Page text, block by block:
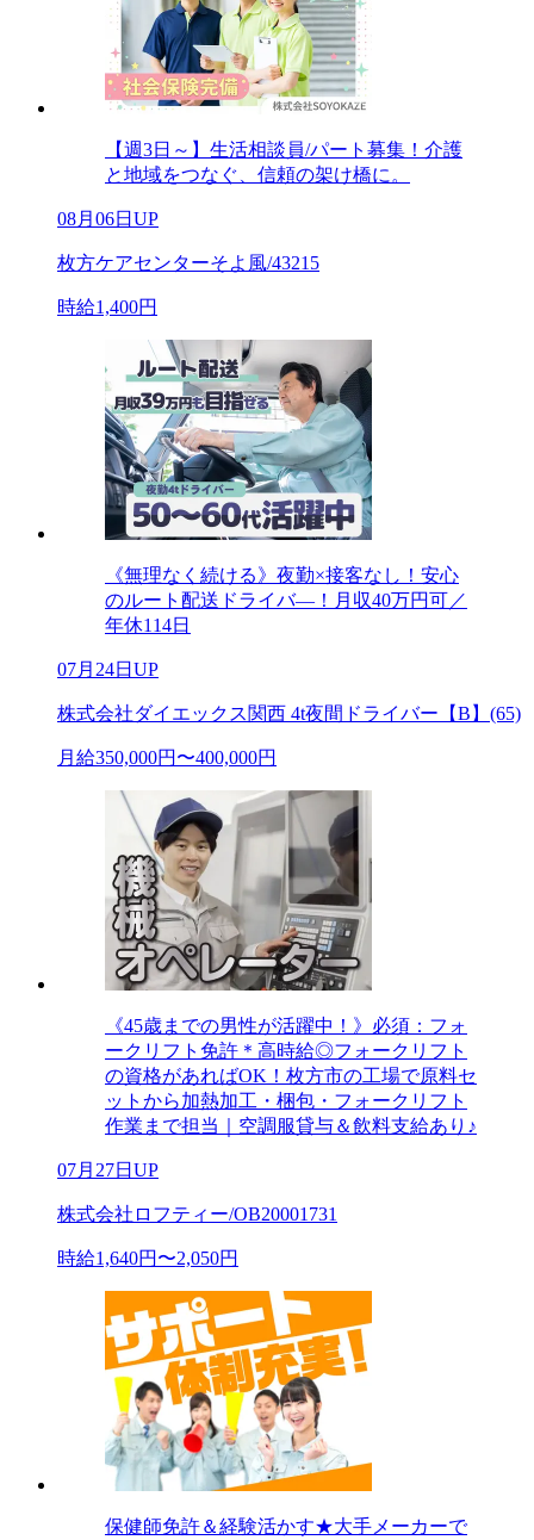
【週3日～】生活相談員/パート募集！介護
と地域をつなぐ、信頼の架け橋に。
08月06日UP
枚方ケアセンターそよ風/43215
時給1,400円
《無理なく続ける》夜勤×接客なし！安心
のルート配送ドライバ―！月収40万円可／
年休114日
07月24日UP
株式会社ダイエックス関西 4t夜間ドライバー【B】(65)
月給350,000円〜400,000円
《45歳までの男性が活躍中！》必須：フォ
ークリフト免許＊高時給◎フォークリフト
の資格があればOK！枚方市の工場で原料セ
ットから加熱加工・梱包・フォークリフト
作業まで担当｜空調服貸与＆飲料支給あり♪
07月27日UP
株式会社ロフティー/OB20001731
時給1,640円〜2,050円
保健師免許＆経験活かす★大手メーカーで